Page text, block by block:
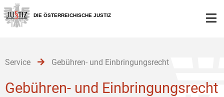
Zur
Hauptnavigation
[1]
Zum
Inhalt
[2]
Zum
Untermenü
[3]
DIE ÖSTERREICHISCHE JUSTIZ
Service Gebühren- und Einbringungsrecht
Gebühren- und Einbringungsrecht